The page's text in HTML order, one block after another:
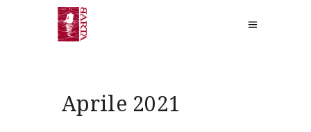
Aprile 2021